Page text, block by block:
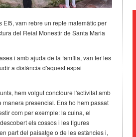
vam rebre un repte matemàtic per
del Reial Monestir de Santa Maria
i amb ajuda de la família, van fer les
a distància d'aquest espai
hem volgut concloure l'activitat amb
presencial. Ens ho hem passat
com per exemple: la cuina, el
els cossos i les figures
part del paisatge o de les estàncies i,